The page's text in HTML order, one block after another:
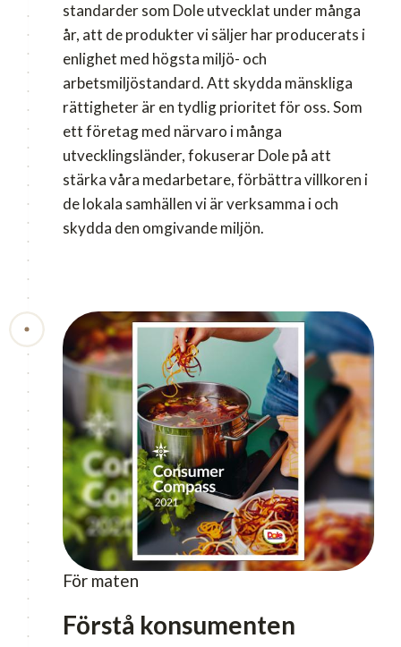
standarder som Dole utvecklat under många
år, att de produkter vi säljer har producerats i
enlighet med högsta miljö- och
arbetsmiljöstandard. Att skydda mänskliga
rättigheter är en tydlig prioritet för oss. Som
ett företag med närvaro i många
utvecklingsländer, fokuserar Dole på att
stärka våra medarbetare, förbättra villkoren i
de lokala samhällen vi är verksamma i och
skydda den omgivande miljön.
För maten
Förstå konsumenten